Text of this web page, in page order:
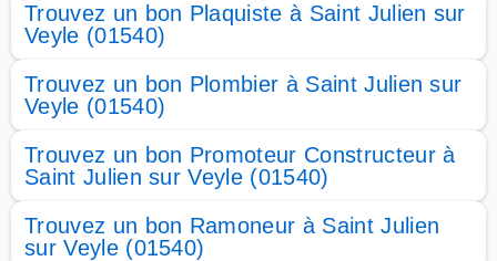
Trouvez un bon Plaquiste à Saint Julien sur
Veyle (01540)
Trouvez un bon Plombier à Saint Julien sur
Veyle (01540)
Trouvez un bon Promoteur Constructeur à
Saint Julien sur Veyle (01540)
Trouvez un bon Ramoneur à Saint Julien
sur Veyle (01540)